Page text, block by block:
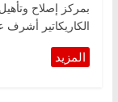
بمركز إصلاح
الكاريكاتير أشرف